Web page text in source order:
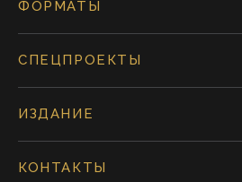
ФОРМАТЫ
СПЕЦПРОЕКТЫ
ИЗДАНИЕ
КОНТАКТЫ